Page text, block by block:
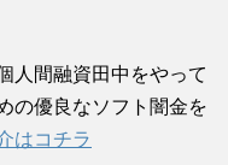
人間融資田中をやって
の優良なソフト闇金を
はコチラ